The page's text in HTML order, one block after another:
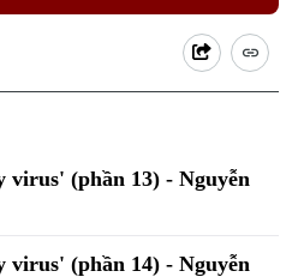
(phần 13) - Nguyễn
(phần 14) - Nguyễn